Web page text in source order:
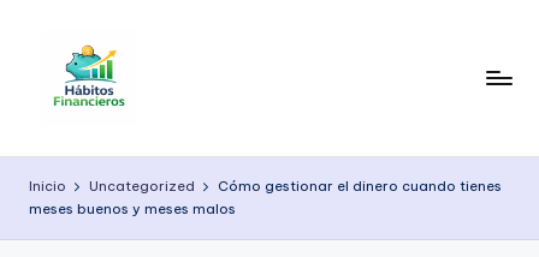
contenido
á
b
práctica
Inicio Uncategorized
Cómo gestionar el dinero cuando tienes
meses buenos y meses malos